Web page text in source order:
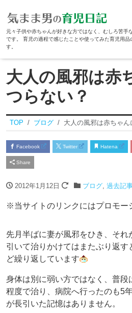
元々子供や赤ちゃんが好きな方ではなく、むしろ苦手
です。 育児の過程で感じたことや使ってみた育児用
す。
大人の風邪は赤
つらない？
TOP ブログ 大人の風邪は赤ちゃん
Facebook Twitter Hatena
Share
2012年1月12日 ブログ, 過去記
※当サイトのリンクにはプロモー
先月半ばに妻が風邪をひき、そ
引いて治りかけてはまたぶり返す
ど繰り返しています
身体は別に弱い方ではなく、普段
程度で治り、病院へ行ったのも5
が長引いた記憶はありません。